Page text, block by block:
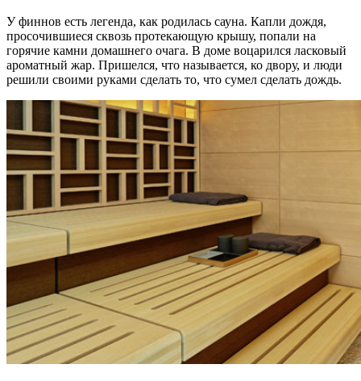
У финнов есть легенда, как родилась сауна. Капли дождя,
просочившиеся сквозь протекающую крышу, попали на
горячие камни домашнего очага. В доме воцарился ласковый
ароматный жар. Пришелся, что называется, ко двору, и люди
решили своими руками сделать то, что сумел сделать дождь.